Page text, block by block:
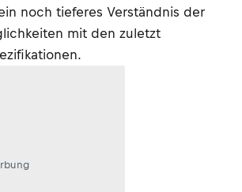
noch tieferes Verständnis der
mit den zuletzt